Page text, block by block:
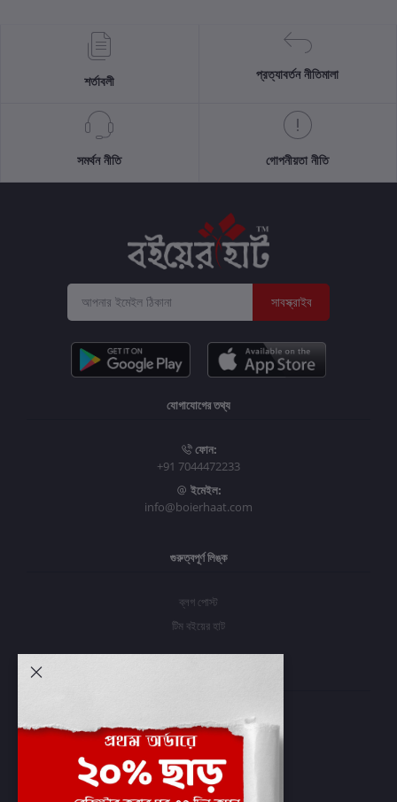
শর্তাবলী প্রত্যাবর্তন নীতিমালা
সমর্থন নীতি গোপনীয়তা নীতি
সাবস্ক্রাইব
যোগাযোগের তথ্য
ফোন:
+91 7044472233
ইমেইল:
info@boierhaat.com
গুরুত্বপূর্ণ লিঙ্ক
ব্লগ পোস্ট
টিম বইয়ের হাট
প্রবেশ করুন
অর্ডার ইতিহাস
আমার ইচ্ছাগুলি
অর্ডার ট্র্যাকিং